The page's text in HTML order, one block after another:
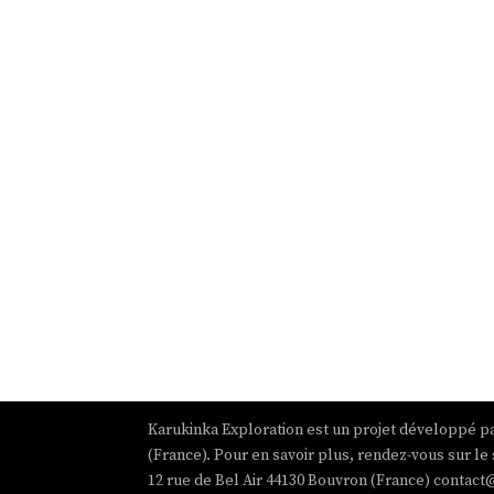
Karukinka Exploration est un projet développé
(France). Pour en savoir plus, rendez-vous sur
12 rue de Bel Air 44130 Bouvron (France)